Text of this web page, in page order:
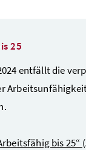
25
entfällt die
bis 25“